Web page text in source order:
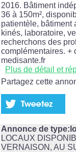
2016. Bâtiment
36 à 150m²,
patientèle, bâtiment
kinés, laboratoire,
recherchons des
complémentaires. +
medisante.fr
Plus de détail et
Partagez cette
Annonce de
LOCAUX
VERNAISON, AU